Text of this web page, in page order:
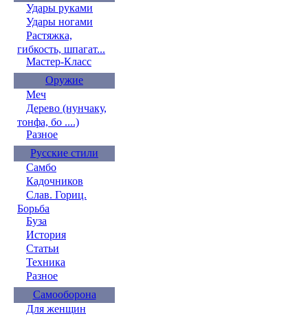
Удары руками
Удары ногами
Растяжка,
гибкость, шпагат...
Мастер-Класс
Оружие
Меч
Дерево (нунчаку,
тонфа, бо ....)
Разное
Русские стили
Самбо
Кадочников
Слав. Гориц.
Борьба
Буза
История
Статьи
Техника
Разное
Самооборона
Для женщин